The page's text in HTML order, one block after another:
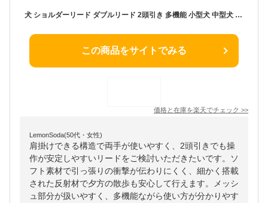
犬 ショルダーリード ダブルリード 2頭引き 多機能 小型犬 中型犬 大型犬 超大型犬 犬用 リード 調整可能 頑丈 持ちやすい ソフト 反射リード メッシュクッション 耐荷重350kg 多頭飼い Truelove ユニバーサルリード TLL2411
この商品をサイトでみる
価格と在庫を楽天でチェック >>
LemonSoda(50代・女性)
肩掛けできる構造で両手が使いやすく、2頭引きでも操
作が安定しやすいリードをご検討いただきたいです。ソ
フト素材で引っ張りの衝撃が伝わりにくく、細かく搭載
された反射材で夕方の散歩も安心して行えます。メッシ
ュ部分が扱いやすく、多機能ながら使い方が分かりやす